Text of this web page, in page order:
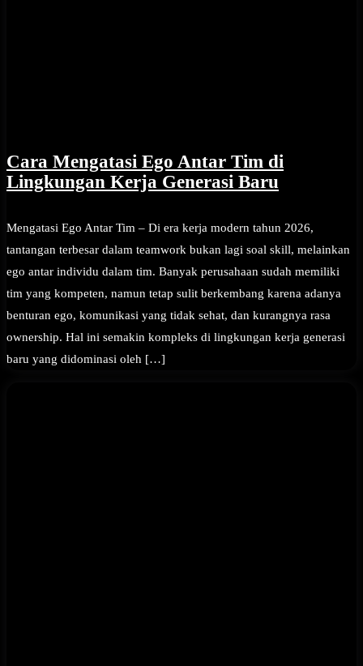
Cara Mengatasi Ego Antar Tim di
Lingkungan Kerja Generasi Baru
Mengatasi Ego Antar Tim – Di era kerja modern tahun 2026,
tantangan terbesar dalam teamwork bukan lagi soal skill, melainkan
ego antar individu dalam tim. Banyak perusahaan sudah memiliki
tim yang kompeten, namun tetap sulit berkembang karena adanya
benturan ego, komunikasi yang tidak sehat, dan kurangnya rasa
ownership. Hal ini semakin kompleks di lingkungan kerja generasi
baru yang didominasi oleh […]